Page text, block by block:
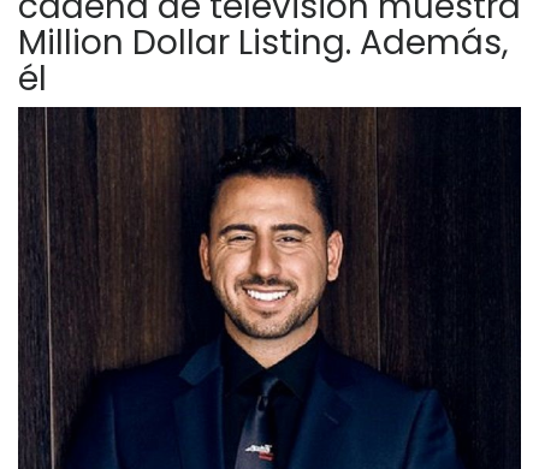
Million Dollar Listing. Además,
él